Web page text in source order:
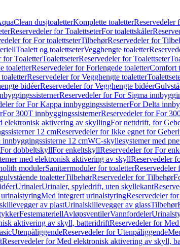
dusjtoaletterKomplette toaletterReservedeler
Reservedeler for ToalettseterFor toalettskåler
for For toalettseterTilbehørReservedeler for
Toalett og toalettseterVegghengte toaletter
for ToaletterToalettseterReservedeler for Toalettseter
toaletterReservedeler for Forlengede toaletterComfort
Reservedeler for Vegghengte toaletter
bidéerReservedeler for Vegghengte bidéer
Reservedeler for For Sigma
for For Kappa innbyggingssisternerFor Delta
For 300T innbyggingssisternerReservedeler for For
elektronisk aktivering av skyllingFor nettdrift, for
12 cmReservedeler for Ikke egnet for
12 cmWC-skyllesystemer med
dobbeltskyllFor enkeltskyllReservedeler for For
med elektronisk aktivering av skyllReservedeler
modulerSanitærmoduler for toaletterReservedeler
toaletterTilbehørReservedeler for Tilbehør
UrinalerUrinaler, spyledrift, uten skyllekant
Med integrert urinalstyringReservedeler
av plastUrinalskillevegger av glassTilbehør
FestemateriellAvløpsventilerVannfordeler
aktivering av skyll, batteridriftReservedeler for
UtenpåliggendeReservedeler for Utenpåliggende
Reservedeler for Med elektronisk aktivering av skyll,